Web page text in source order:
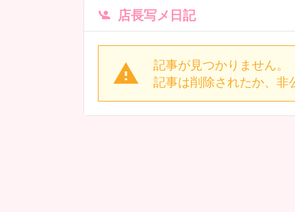
店長写メ日記
記事が見つかりません。
記事は削除されたか、非